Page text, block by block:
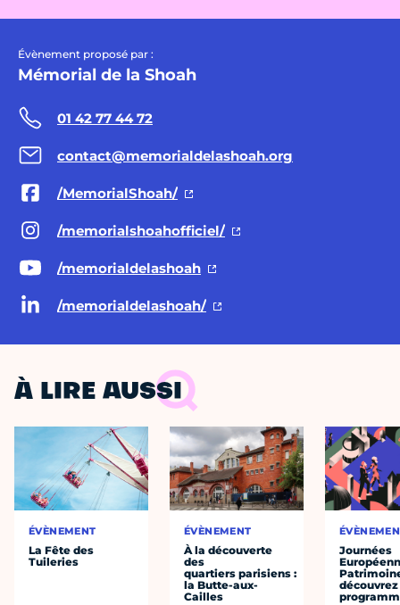
Évènement proposé par :
Mémorial de la Shoah
01 42 77 44 72
contact@memorialdelashoah.org
/MemorialShoah/
/memorialshoahofficiel/
/memorialdelashoah
/memorialdelashoah/
À LIRE AUSSI
ÉVÈNEMENT
La Fête des
Tuileries
ÉVÈNEMENT
À la découverte
des
quartiers parisiens :
la Butte-aux-
Cailles
Journées